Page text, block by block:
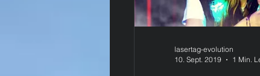
lasertag-evolution
10. Sept. 2019
1 Min.